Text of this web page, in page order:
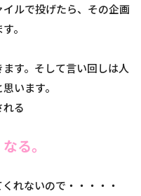
ルで投げたら、その企画
。
す。そして言い回しは人
います。
る
る。
れないので・・・・・